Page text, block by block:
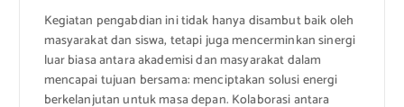
Kegiatan pengabdian ini tidak hanya disambut baik oleh
masyarakat dan siswa, tetapi juga mencerminkan sinergi
luar biasa antara akademisi dan masyarakat dalam
mencapai tujuan bersama: menciptakan solusi energi
berkelanjutan untuk masa depan. Kolaborasi antara